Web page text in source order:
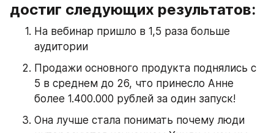
достиг следующих результатов:
На вебинар пришло в 1,5 раза больше
аудитории
Продажи основного продукта поднялись с
5 в среднем до 26, что принесло Анне
более 1.400.000 рублей за один запуск!
Она лучше стала понимать почему люди